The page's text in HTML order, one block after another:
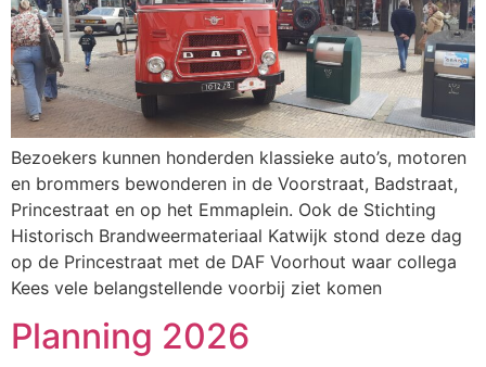
Bezoekers kunnen honderden klassieke auto’s, motoren
en brommers bewonderen in de Voorstraat, Badstraat,
Princestraat en op het Emmaplein. Ook de Stichting
Historisch Brandweermateriaal Katwijk stond deze dag
op de Princestraat met de DAF Voorhout waar collega
Kees vele belangstellende voorbij ziet komen
Planning 2026